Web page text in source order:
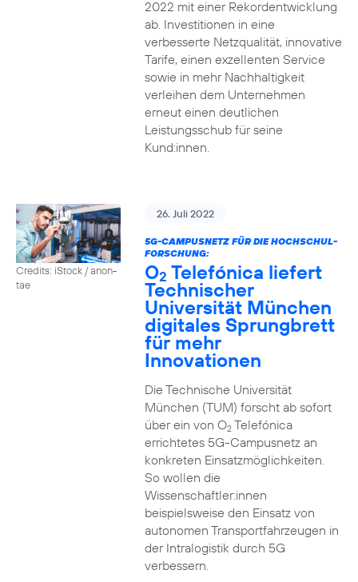
2022 mit einer Rekordentwicklung
ab. Investitionen in eine
verbesserte Netzqualität, innovative
Tarife, einen exzellenten Service
sowie in mehr Nachhaltigkeit
verleihen dem Unternehmen
erneut einen deutlichen
Leistungsschub für seine
Kund:innen.
Credits: iStock / anon-
tae
26. Juli 2022
5G-CAMPUSNETZ FÜR DIE HOCHSCHUL-
FORSCHUNG:
O2 Telefónica liefert
Technischer
Universität München
digitales Sprungbrett
für mehr
Innovationen
Die Technische Universität
München (TUM) forscht ab sofort
über ein von O2Telefónica
errichtetes 5G-Campusnetz an
konkreten Einsatzmöglichkeiten.
So wollen die
Wissenschaftler:innen
beispielsweise den Einsatz von
autonomen Transportfahrzeugen in
der Intralogistik durch 5G
verbessern.